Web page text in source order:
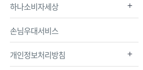
하나소비자세상
손님우대서비스
개인정보처리방침